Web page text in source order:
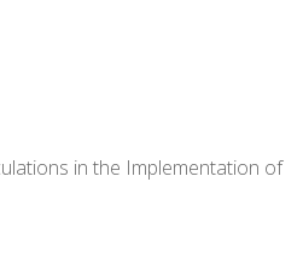
in the Implementation of